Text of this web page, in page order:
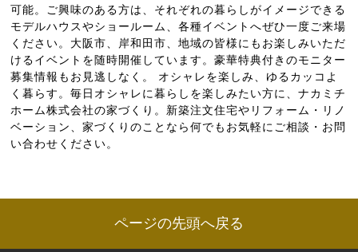
可能。ご興味のある方は、それぞれの暮らしがイメージできる
モデルハウスやショールーム、各種イベントへぜひ一度ご来場
ください。大阪市、岸和田市、地域の皆様にもお楽しみいただ
けるイベントを随時開催しています。豪華特典付きのモニター
募集情報もお見逃しなく。 オシャレを楽しみ、ゆるカッコよ
く暮らす。毎日オシャレに暮らしを楽しみたい方に、ナカミチ
ホーム株式会社の家づくり。新築注文住宅やリフォーム・リノ
ベーション、家づくりのことなら何でもお気軽にご相談・お問
い合わせください。
ページの先頭へ戻る